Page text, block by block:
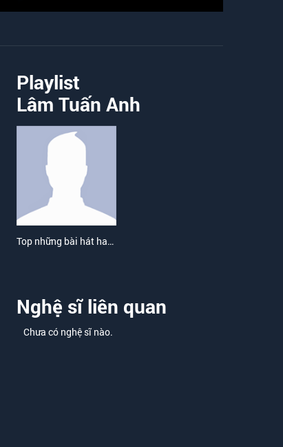
Playlist
Lâm Tuấn Anh
Top những bài hát hay nhất của Lâm Tuấn Anh
Nghệ sĩ liên quan
Chưa có nghệ sĩ nào.